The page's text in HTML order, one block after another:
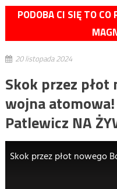
PODOBA CI SIĘ TO CO
20 listopada 2024
Skok przez płot
wojna atomowa!
Patlewicz NA